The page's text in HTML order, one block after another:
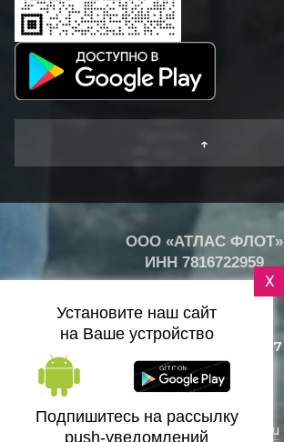
↑
ООО «АТЛАС ФЛОТ»
ИНН 7816722959
C
+7 (812) 418-25-77
Санкт-Петербург
zakaz@bazaflota.ru
X
Установите наш сайт
на Ваше устройство
Подпишитесь на рассылку
push-уведомлений